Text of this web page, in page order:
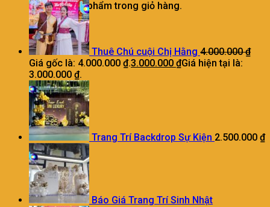
Chưa có sản phẩm trong giỏ hàng.
Thuê Chú cuội Chị Hằng 4.000.000₫
Giá gốc là: 4.000.000 ₫.3.000.000 ₫Giá hiện tại là:
3.000.000 ₫.
Trang Trí Backdrop Sự Kiện 2.500.000 ₫
Báo Giá Trang Trí Sinh Nhật